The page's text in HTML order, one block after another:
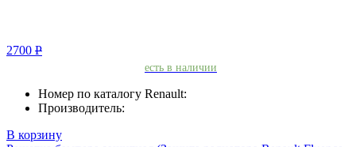
2700 Р
есть в наличии
Номер по каталогу Renault:
Производитель:
В корзину